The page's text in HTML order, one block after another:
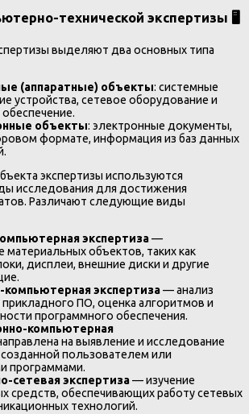
технической экспертизы 🖥️
выделяют два основных типа
(аппаратные) объекты: системные
устройства, сетевое оборудование и
объекты: электронные документы,
формате, информация из баз данных
экспертизы используются
исследования для достижения
Различают следующие виды
экспертиза—
материальных объектов, таких как
дисплеи, внешние диски и другие
экспертиза— анализ
прикладного ПО, оценка алгоритмов и
программного обеспечения.
компьютерная
на выявление и исследование
пользователем или
программами.
сетевая экспертиза— изучение
средств, обеспечивающих работу сетевых
технологий.